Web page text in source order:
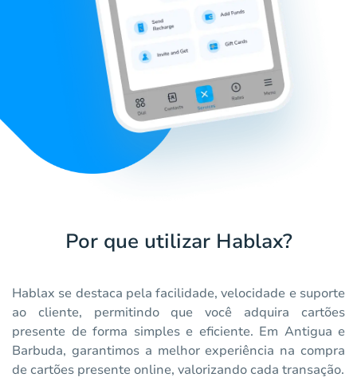
Por que utilizar Hablax?
Hablax se destaca pela facilidade, velocidade e suporte
ao cliente, permitindo que você adquira cartões
presente de forma simples e eficiente. Em Antigua e
Barbuda, garantimos a melhor experiência na compra
de cartões presente online, valorizando cada transação.